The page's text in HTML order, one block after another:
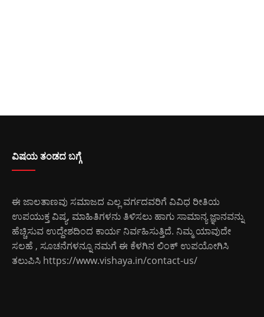
ವಿಷಯ ತಂಡದ ಬಗ್ಗೆ
ಈ ಜಾಲತಾಣವು ಸಮಾಜದ ಎಲ್ಲ ವರ್ಗದವರಿಗೆ ವಿವಿಧ ರೀತಿಯ
ಉಪಯುಕ್ತ ವಿಷ್ಯ, ಮಾಹಿತಿಗಳನು ತಿಳಿಸಲು ಹಾಗು ಸಾಮಾನ್ಯ ಜ್ಞಾನವನ್ನು
ಹೆಚ್ಚಿಸುವ ಉದ್ದೇಶದಿಂದ ಕಾರ್ಯ ನಿರ್ವಹಿಸುತ್ತಿದೆ. ನಿಮ್ಮ ಯಾವುದೇ
ಸಲಹೆ , ಸೂಚನೆಗಳನ್ನೂ ನಮಗೆ ಈ ಕೆಳಗಿನ ಲಿಂಕ್ ಉಪಯೋಗಿಸಿ
ತಲುಪಿಸಿ https://www.vishaya.in/contact-us/